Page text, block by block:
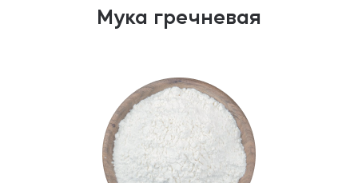
Мука гречневая